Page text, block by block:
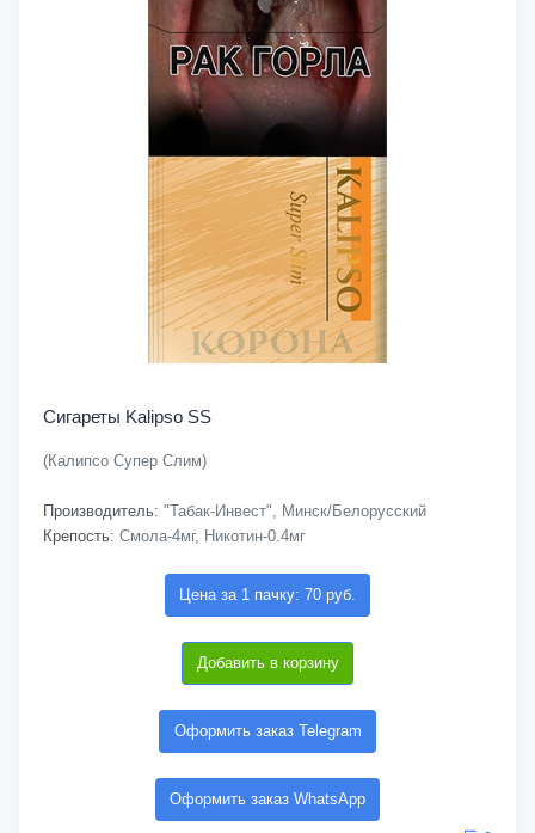
Сигареты Kalipso SS
(Калипсо Супер Слим)
Производитель: "Табак-Инвест", Минск/Белорусский
Крепость: Смола-4мг, Никотин-0.4мг
Цена за 1 пачку: 70 руб.
Добавить в корзину
Оформить заказ Telegram
Оформить заказ WhatsApp